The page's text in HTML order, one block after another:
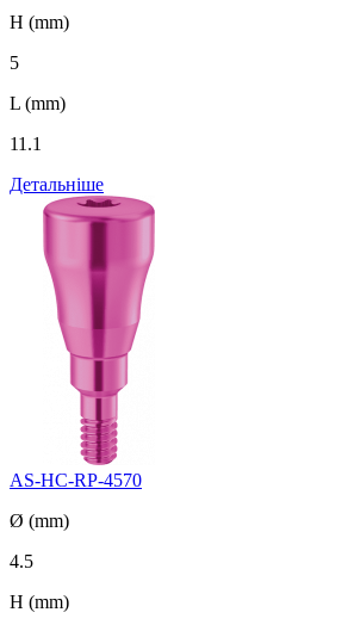
H (mm)
5
L (mm)
11.1
Детальніше
AS-HC-RP-4570
Ø (mm)
4.5
H (mm)